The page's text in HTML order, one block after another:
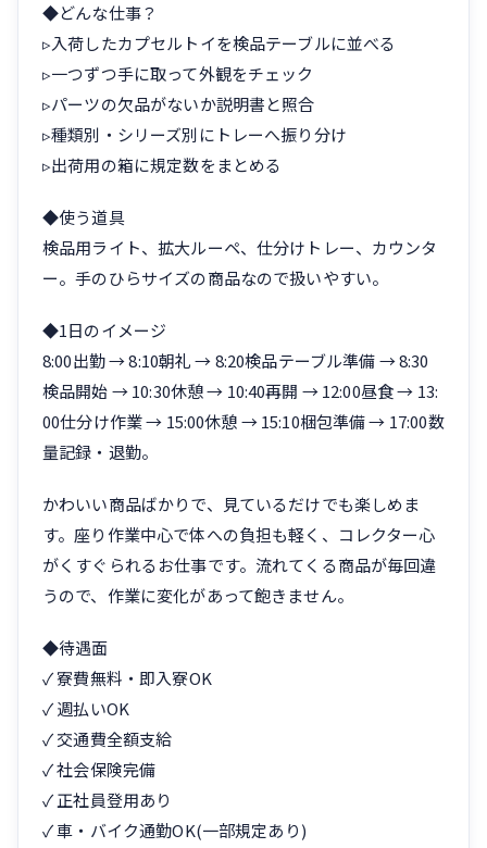
◆どんな仕事？
▹入荷したカプセルトイを検品テーブルに並べる
▹一つずつ手に取って外観をチェック
▹パーツの欠品がないか説明書と照合
▹種類別・シリーズ別にトレーへ振り分け
▹出荷用の箱に規定数をまとめる
◆使う道具
検品用ライト、拡大ルーペ、仕分けトレー、カウンタ
ー。手のひらサイズの商品なので扱いやすい。
◆1日のイメージ
8:00出勤 → 8:10朝礼 → 8:20検品テーブル準備 → 8:30
検品開始 → 10:30休憩 → 10:40再開 → 12:00昼食 → 13:
00仕分け作業 → 15:00休憩 → 15:10梱包準備 → 17:00数
量記録・退勤。
かわいい商品ばかりで、見ているだけでも楽しめま
す。座り作業中心で体への負担も軽く、コレクター心
がくすぐられるお仕事です。流れてくる商品が毎回違
うので、作業に変化があって飽きません。
◆待遇面
✓ 寮費無料・即入寮OK
✓ 週払いOK
✓ 交通費全額支給
✓ 社会保険完備
✓ 正社員登用あり
✓ 車・バイク通勤OK(一部規定あり)